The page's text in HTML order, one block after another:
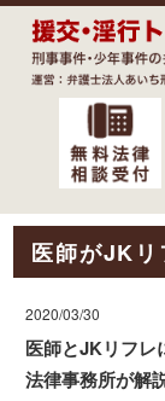
医師がJKリ
2020/03/30
医師とJKリフレ
法律事務所が解